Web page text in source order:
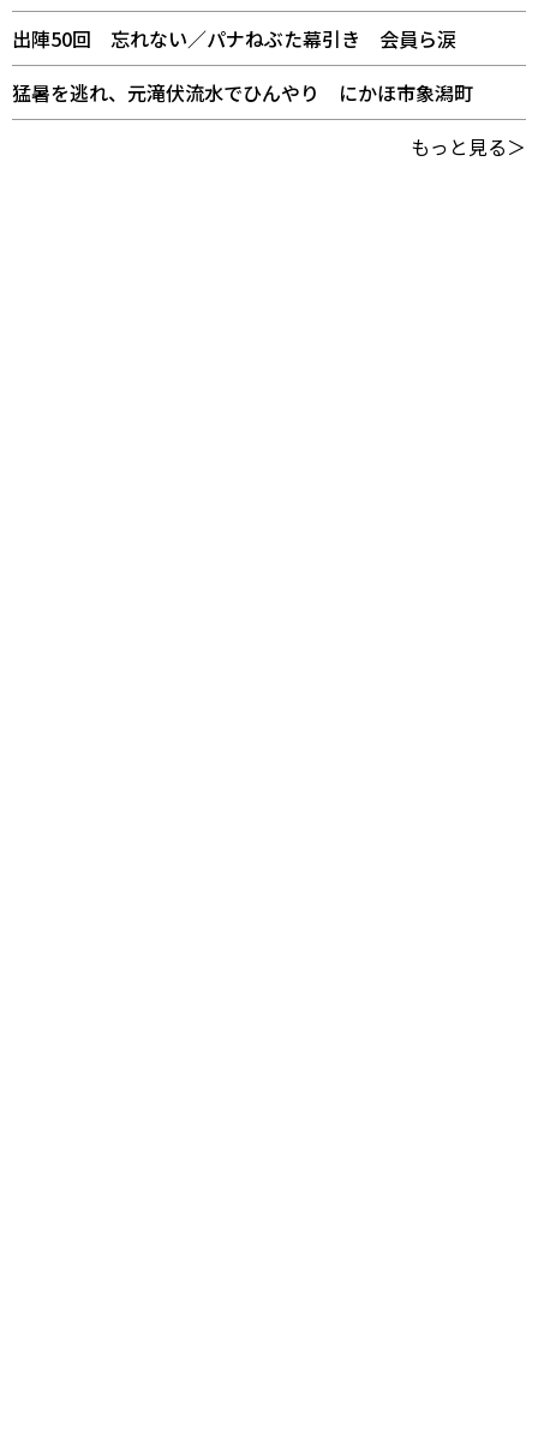
出陣50回 忘れない／パナねぶた幕引き 会員ら涙
猛暑を逃れ、元滝伏流水でひんやり にかほ市象潟町
もっと見る＞